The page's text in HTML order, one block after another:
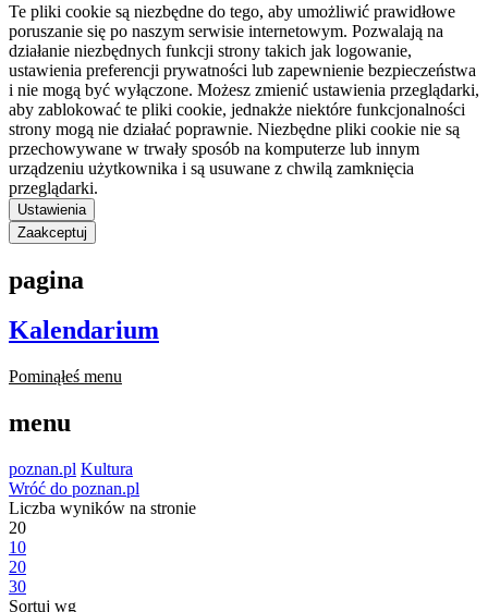
Te pliki cookie są niezbędne do tego, aby umożliwić prawidłowe
poruszanie się po naszym serwisie internetowym. Pozwalają na
działanie niezbędnych funkcji strony takich jak logowanie,
ustawienia preferencji prywatności lub zapewnienie bezpieczeństwa
i nie mogą być wyłączone. Możesz zmienić ustawienia przeglądarki,
aby zablokować te pliki cookie, jednakże niektóre funkcjonalności
strony mogą nie działać poprawnie. Niezbędne pliki cookie nie są
przechowywane w trwały sposób na komputerze lub innym
urządzeniu użytkownika i są usuwane z chwilą zamknięcia
przeglądarki.
Ustawienia
Zaakceptuj
pagina
Kalendarium
Pominąłeś menu
menu
poznan.pl Kultura
Wróć do poznan.pl
Liczba wyników na stronie
20
10
20
30
Sortuj wg